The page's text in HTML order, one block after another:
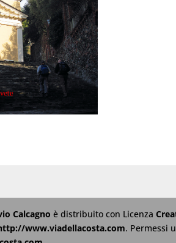
Calcagno è distribuito con Licenza
www.viadellacosta.com. Permessi